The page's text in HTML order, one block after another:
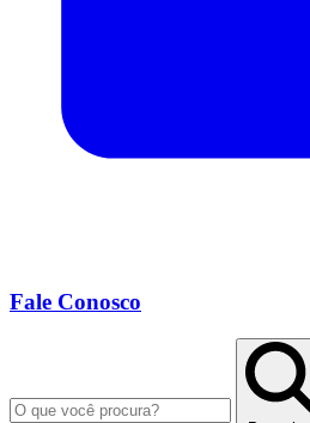
Fale Conosco